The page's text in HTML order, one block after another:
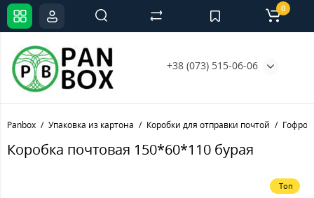
+38 (073) 515-06-06
0
Panbox Упаковка из картона Коробки для отправки почтой
Коробка почтовая 150*60*110 бурая
Топ